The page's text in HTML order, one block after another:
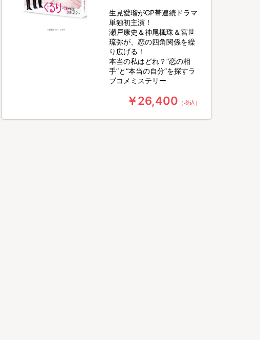
料無料・6枚組）
生見愛瑠がGP帯連続ドラマ
単独初主演！
瀬戸康史＆神尾楓珠＆宮世
琉弥が、恋の四角関係を繰
り広げる！
本当の私はどれ？“恋の相
手”と“本当の自分”を探すラ
ブコメミステリー
￥26,400 （税込）